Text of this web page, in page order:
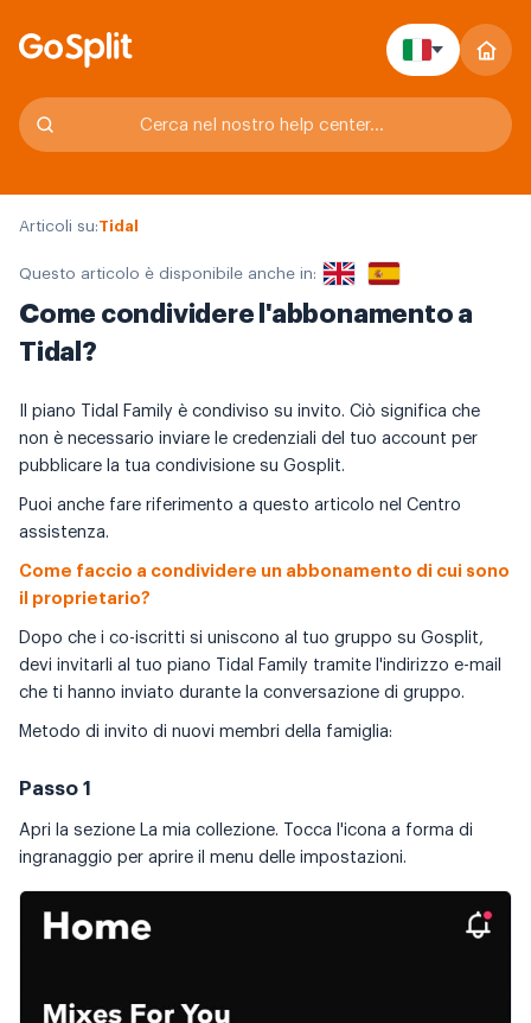
Articoli su:Tidal
Questo articolo è disponibile anche in:
Come condividere l'abbonamento a
Tidal?
Il piano Tidal Family è condiviso su invito. Ciò significa che
non è necessario inviare le credenziali del tuo account per
pubblicare la tua condivisione su Gosplit.
Puoi anche fare riferimento a questo articolo nel Centro
assistenza.
Come faccio a condividere un abbonamento di cui sono
il proprietario?
Dopo che i co-iscritti si uniscono al tuo gruppo su Gosplit,
devi invitarli al tuo piano Tidal Family tramite l'indirizzo e-mail
che ti hanno inviato durante la conversazione di gruppo.
Metodo di invito di nuovi membri della famiglia:
Passo 1
Apri la sezione La mia collezione. Tocca l'icona a forma di
ingranaggio per aprire il menu delle impostazioni.